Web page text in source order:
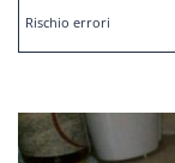
Rischio errori